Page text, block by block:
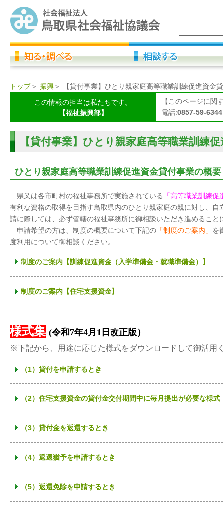
トップ＞ 振興＞
【貸付事業】ひとり親家庭高等職業訓練促進資金
この情報の担当は私たちです。
【福祉振興部】
【このページに関
電話:0857-59-6344
【貸付事業】ひとり親家庭高等職業訓練
ひとり親家庭高等職業訓練促進資金貸付事業の概要
県又は各市町村の福祉事務所で実施されている
「高等職業訓練促
有利な資格の取得を目指す鳥取県内のひとり親家庭の親に対し、
請に際しては、必ず管轄の福祉事務所に御相談いただき進めること
申請希望の方は、制度の概要について下記の 「制度のご案内」 を
度利用について御相談ください。
制度のご案内【訓練促進資金（入学準備金・就職準備金）】
制度のご案内【住宅支援資金】
様式集 (令和7年4月1日改正版）
※下記から、用途に応じた様式をダウンロードして御活用
（1）貸付を申請するとき
（2）住宅支援資金の貸付金交付期間中に毎月提出が必要な様式
（3）貸付金を返還するとき
（4）返還猶予を申請するとき
（5）返還免除を申請するとき